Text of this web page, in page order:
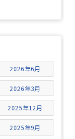
2026年6月
2026年3月
2025年12月
2025年9月